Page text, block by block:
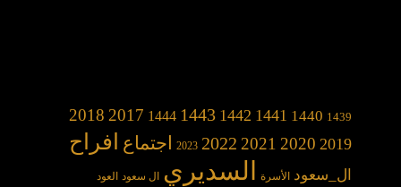
1439
1440
1441
1442
1443
1444
2017
2018
2019
2020
2021
2022
2023 اجتماع افراح
ال_سعود الأسرة السديري ال سعود العود